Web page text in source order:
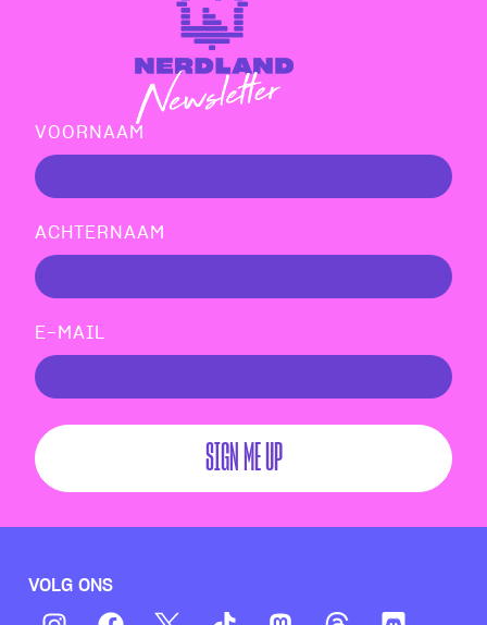
VOORNAAM
ACHTERNAAM
E-MAIL
SIGN ME UP
VOLG ONS